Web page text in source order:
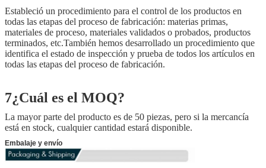
Estableció un procedimiento para el control de los productos en
todas las etapas del proceso de fabricación: materias primas,
materiales de proceso, materiales validados o probados, productos
terminados, etc.También hemos desarrollado un procedimiento que
identifica el estado de inspección y prueba de todos los artículos en
todas las etapas del proceso de fabricación.
7¿Cuál es el MOQ?
La mayor parte del producto es de 50 piezas, pero si la mercancía
está en stock, cualquier cantidad estará disponible.
Embalaje y envío